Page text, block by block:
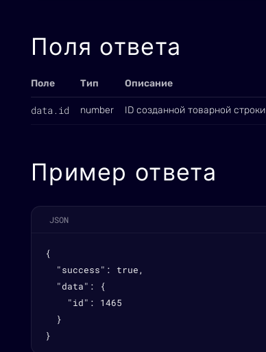
Поля ответа
Поле Тип Описание
data.id number ID созданной товарной строки
Пример ответа
JSON
{
  "success": true,
  "data": {
    "id": 1465
  }
}